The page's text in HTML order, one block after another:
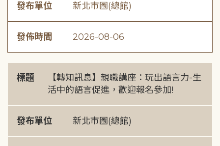
發布單位 新北市圖(總館)
發佈時間 2026-08-06
標題
【轉知訊息】親職講座：玩出語言力-生
活中的語言促進，歡迎報名參加!
發布單位 新北市圖(總館)